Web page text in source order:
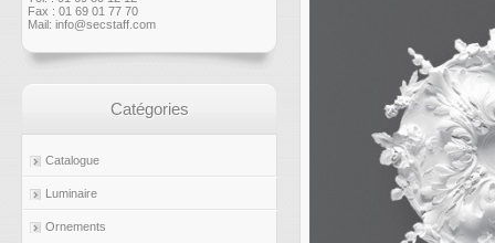
Fax : 01 69 01 77 70
Mail: info@secstaff.com
Catégories
Catalogue
Luminaire
Ornements